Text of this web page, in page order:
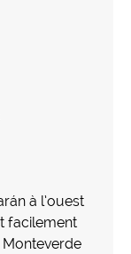
à l’ouest
facilement
Monteverde